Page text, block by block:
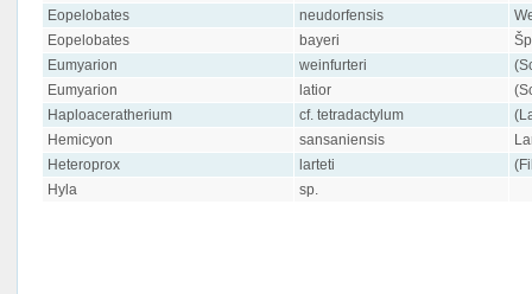
Eopelobates
neudorfensis
Eopelobates
bayeri
Eumyarion
weinfurteri
Eumyarion
latior
Haploaceratherium
cf. tetradactylum
Hemicyon
sansaniensis
Heteroprox
larteti
Hyla
sp.